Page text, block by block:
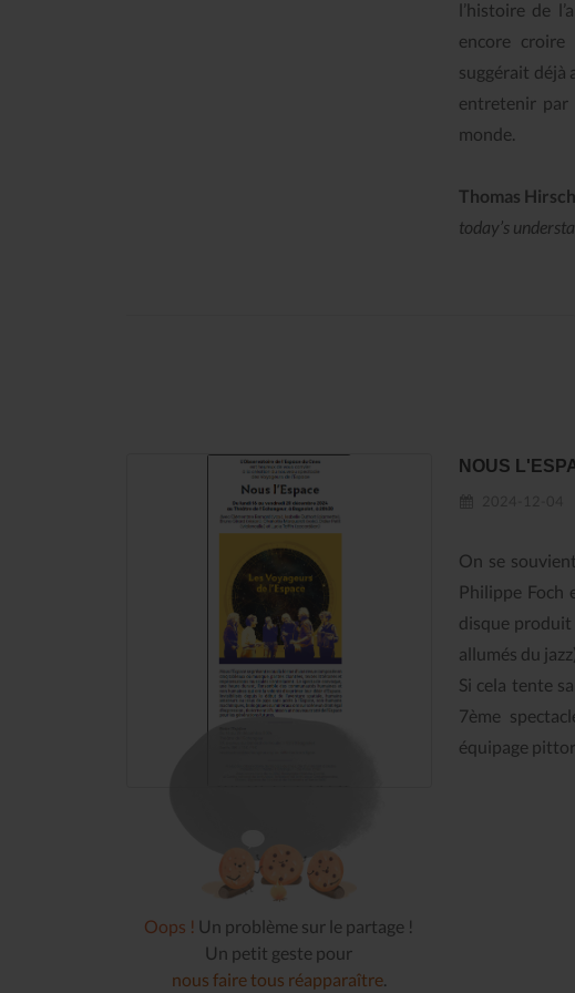
l’histoire de
encore
suggérait déjà
entretenir par
monde.
Thomas
today’s
Oops ! Un problème sur le partage !
Un petit geste pour
nous faire tous réapparaître.
NOUS
On se
Philippe Foch
disque produit
allumés du
Si cela tente
7ème
équipage